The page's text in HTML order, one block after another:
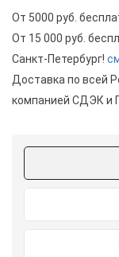
От 5000 руб.
От 15 000 руб.
Санкт-Петербург!
Доставка по всей
компанией СДЭК и